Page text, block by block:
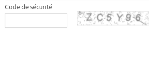
Code de sécurité